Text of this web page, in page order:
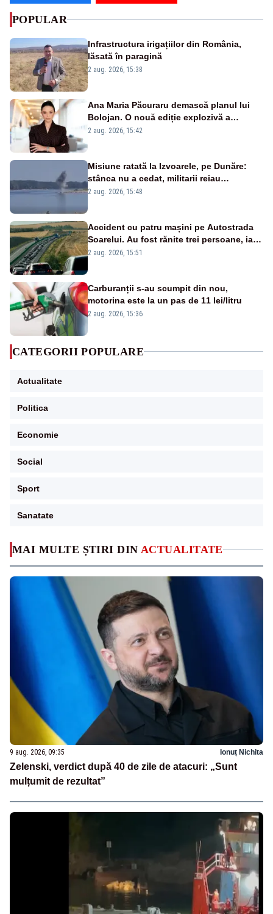
MAI MULTE ȘTIRI DIN ACTUALITATE
9 aug. 2026, 09:35 Ionuț Nichita
Zelenski, verdict după 40 de zile de atacuri: „Sunt
mulțumit de rezultat”
POPULAR
Infrastructura irigațiilor din România,
lăsată în paragină
2 aug. 2026, 15:38
Ana Maria Păcuraru demască planul lui
Bolojan. O nouă ediție explozivă a
emisiunii „Miza Zilei” la Realitatea PLUS
2 aug. 2026, 15:42
Misiune ratată la Izvoarele, pe Dunăre:
stânca nu a cedat, militarii reiau
detonările luni – VIDEO
2 aug. 2026, 15:48
Accident cu patru mașini pe Autostrada
Soarelui. Au fost rănite trei persoane, iar
traficul se desfășoară cu dificultate
2 aug. 2026, 15:51
Carburanții s-au scumpit din nou,
motorina este la un pas de 11 lei/litru
2 aug. 2026, 15:36
CATEGORII POPULARE
Actualitate
Politica
Economie
Social
Sport
Sanatate